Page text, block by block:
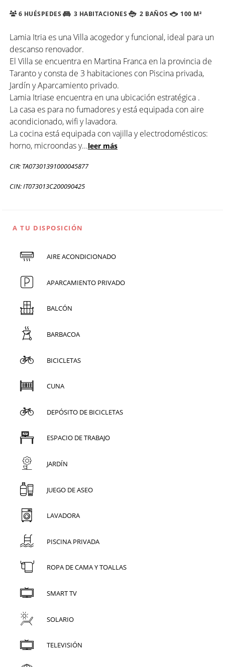
6 HUÉSPEDES 3 HABITACIONES 2 BAÑOS 100 M²
Lamia Itria es una Villa acogedor y funcional, ideal para un
descanso renovador.
El Villa se encuentra en Martina Franca en la provincia de
Taranto y consta de 3 habitaciones con Piscina privada,
Jardín y Aparcamiento privado.
Lamia Itriase encuentra en una ubicación estratégica .
La casa es para no fumadores y está equipada con aire
acondicionado, wifi y lavadora.
La cocina está equipada con vajilla y electrodomésticos:
horno, microondas y...leer más
CIR: TA07301391000045877
CIN: IT073013C200090425
A TU DISPOSICIÓN
AIRE ACONDICIONADO
APARCAMIENTO PRIVADO
BALCÓN
BARBACOA
BICICLETAS
CUNA
DEPÓSITO DE BICICLETAS
ESPACIO DE TRABAJO
JARDÍN
JUEGO DE ASEO
LAVADORA
PISCINA PRIVADA
ROPA DE CAMA Y TOALLAS
SMART TV
SOLARIO
TELEVISIÓN